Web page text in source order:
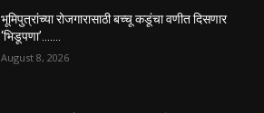
भूमिपुत्रांच्या रोजगारासाठी बच्चू कडूंचा वणीत दिसणार
‘भिडूपणा’…….
August 8, 2026